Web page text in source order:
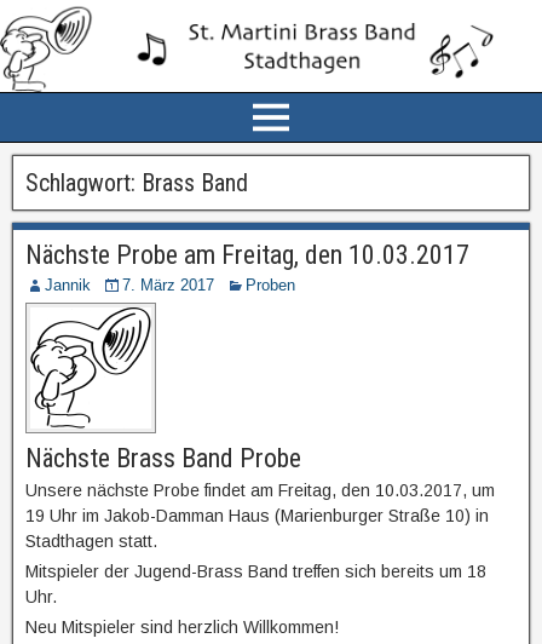
Schlagwort: Brass Band
Nächste Probe am Freitag, den 10.03.2017
Jannik 7. März 2017 Proben
Nächste Brass Band Probe
Unsere nächste Probe findet am Freitag, den 10.03.2017, um
19 Uhr im Jakob-Damman Haus (Marienburger Straße 10) in
Stadthagen statt.
Mitspieler der Jugend-Brass Band treffen sich bereits um 18
Uhr.
Neu Mitspieler sind herzlich Willkommen!